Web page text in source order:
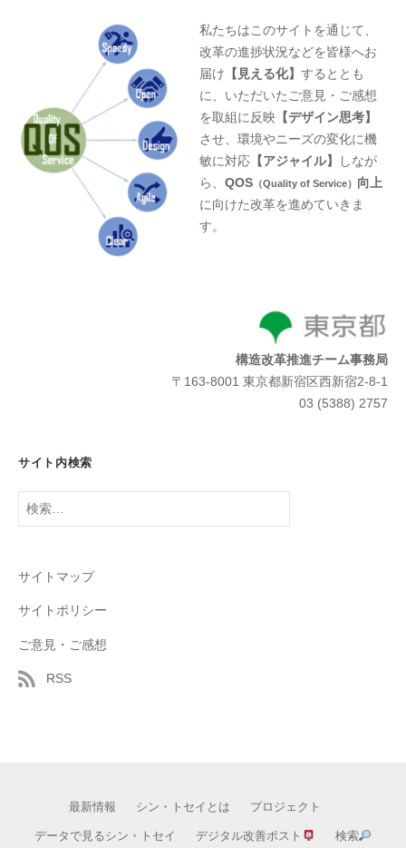
私たちはこのサイトを通じて、
改革の進捗状況などを皆様へお
届け 【見える化】するととも
に、いただいたご意見・ご感想
を取組に反映 【デザイン思考】
させ、環境やニーズの変化に機
敏に対応 【アジャイル】
しなが
ら、QOS （Quality of Service） 向上
に向けた改革を進めていきま
す。
構造改革推進チーム事務局
〒163-8001 東京都新宿区西新宿2-8-1
03 (5388) 2757
サイト内検索
検
索:
サイトマップ
サイトポリシー
ご意見・ご感想
RSS
最新情報 シン・トセイとは プロジェクト
データで見るシン・トセイ デジタル改善ポスト 検索